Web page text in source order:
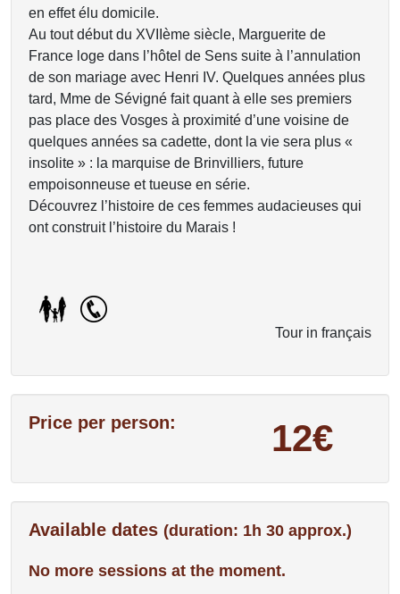
en effet élu domicile.
Au tout début du XVIIème siècle, Marguerite de
France loge dans l’hôtel de Sens suite à l’annulation
de son mariage avec Henri IV. Quelques années plus
tard, Mme de Sévigné fait quant à elle ses premiers
pas place des Vosges à proximité d’une voisine de
quelques années sa cadette, dont la vie sera plus «
insolite » : la marquise de Brinvilliers, future
empoisonneuse et tueuse en série.
Découvrez l’histoire de ces femmes audacieuses qui
ont construit l’histoire du Marais !
Tour in français
Price per person: 12€
Available dates (duration: 1h 30 approx.)
No more sessions at the moment.